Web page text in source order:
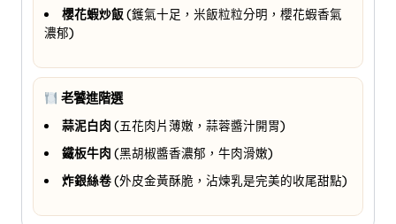
櫻花蝦炒飯(鑊氣十足，米飯粒粒分明，櫻花蝦香氣
濃郁)
老饕進階選
蒜泥白肉 (五花肉片薄嫩，蒜蓉醬汁開胃)
鐵板牛肉 (黑胡椒醬香濃郁，牛肉滑嫩)
炸銀絲卷(外皮金黃酥脆，沾煉乳是完美的收尾甜點)